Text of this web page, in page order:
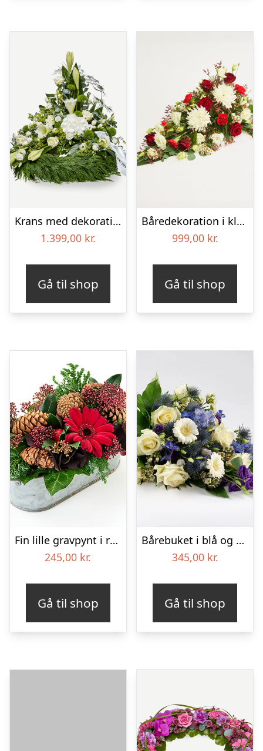
Krans med dekoration i klassisk stil og bånd creme
1.399,00 kr.
Gå til shop
Båredekoration i klassisk stil – rød og hvid
999,00 kr.
Gå til shop
Fin lille gravpynt i rød, floristens valg – Blomster til begravelse
245,00 kr.
Gå til shop
Bårebuket i blå og hvide nuancer – Blomster til begravelse
345,00 kr.
Gå til shop